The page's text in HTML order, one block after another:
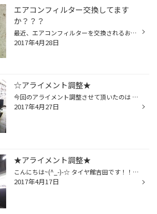
エアコンフィルター交換してます
か？？？
最近、エアコンフィルターを交換されるお客様増えております！！交換目安は１年に１回です。 こんな状態になっていませんか～？？？車内では、新鮮な空気を吸いたいですよね！？ 汚れたままですと、汚いフィルターを通った空気を吸ってる可能性が高いので、衛生上もよろしくありませんよ・・・ 交換...
2017年4月28日
☆アライメント調整★
今回のアライメント調整させて頂いたのは アルファードです。 純正タイヤサイズに戻しての測定なので数値もピッタシに♪
2017年4月27日
★アライメント調整★
こんにちは~(^_-)-☆ タイヤ館吉田です！！！！ 本日もアライメント作業の風景です(^O^)／ 軸調整がしっかり調整できればタイヤの減り方もよくなるし、本来のタイヤの性能も100％発揮します(^_-)-☆ タイヤ交換とご一緒に調整をオススメします(^_-)-☆
2017年4月17日